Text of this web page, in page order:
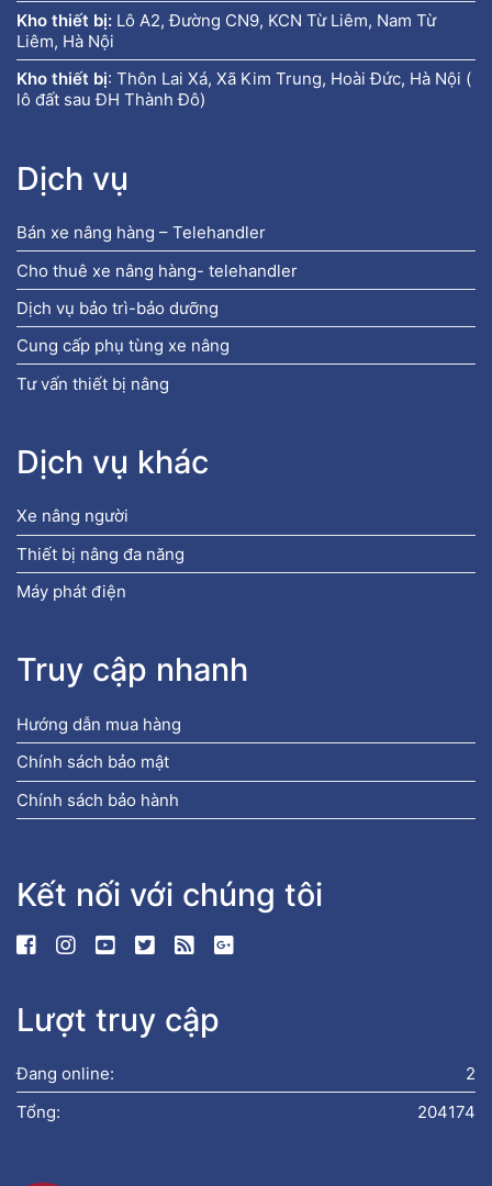
Kho thiết bị: Lô A2, Đường CN9, KCN Từ Liêm, Nam Từ
Liêm, Hà Nội
Kho thiết bị: Thôn Lai Xá, Xã Kim Trung, Hoài Đức, Hà Nội (
lô đất sau ĐH Thành Đô)
Dịch vụ
Bán xe nâng hàng – Telehandler
Cho thuê xe nâng hàng- telehandler
Dịch vụ bảo trì-bảo dưỡng
Cung cấp phụ tùng xe nâng
Tư vấn thiết bị nâng
Dịch vụ khác
Xe nâng người
Thiết bị nâng đa năng
Máy phát điện
Truy cập nhanh
Hướng dẫn mua hàng
Chính sách bảo mật
Chính sách bảo hành
Kết nối với chúng tôi
Lượt truy cập
2
Đang online:
204174
Tổng: